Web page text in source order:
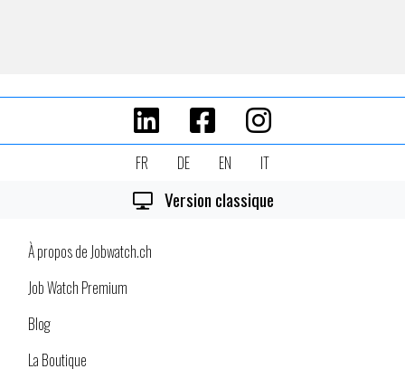
FR DE EN IT
Version classique
À propos de Jobwatch.ch
Job Watch Premium
Blog
La Boutique